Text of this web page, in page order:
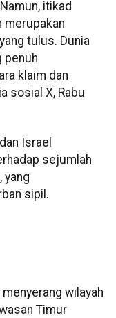
itikad
merupakan
tulus. Dunia
penuh
klaim dan
sosial X, Rabu
Israel
sejumlah
yang
sipil.
wilayah
Timur